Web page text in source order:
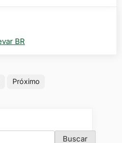
BR
Próximo
Buscar